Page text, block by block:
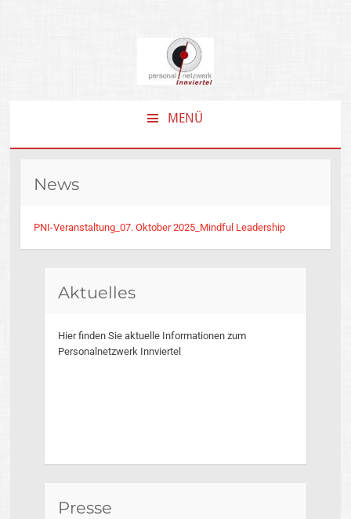
MENÜ
INHALT
News
PNI-Veranstaltung_07. Oktober 2025_Mindful Leadership
Aktuelles
Hier finden Sie aktuelle Informationen zum
Personalnetzwerk Innviertel
Presse